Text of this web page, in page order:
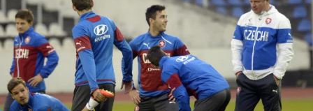
Cyklistika
DALŠÍ SPORTY
Americký fotbal
NEPŘEHLÉDNĚTE